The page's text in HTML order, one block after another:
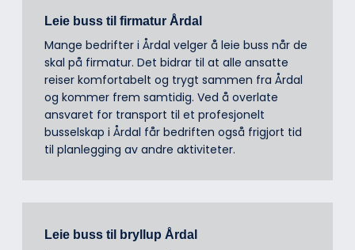
Leie buss til firmatur Årdal
Mange bedrifter i Årdal velger å leie buss når de
skal på firmatur. Det bidrar til at alle ansatte
reiser komfortabelt og trygt sammen fra Årdal
og kommer frem samtidig. Ved å overlate
ansvaret for transport til et profesjonelt
busselskap i Årdal får bedriften også frigjort tid
til planlegging av andre aktiviteter.
Leie buss til bryllup Årdal